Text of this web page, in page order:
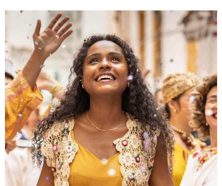
cabelo um pouco
maior.
com bigode e surgiu
com o cabelo aparado
na web, após o fim das
gravações da novela.